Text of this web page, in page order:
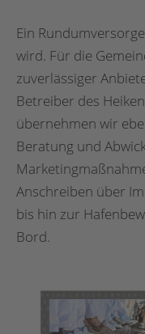
Ein
wird. Für die
zuverlässiger
Betreiber des
übernehmen wir
Beratung und
Anschreiben über
bis hin zur
Bord.